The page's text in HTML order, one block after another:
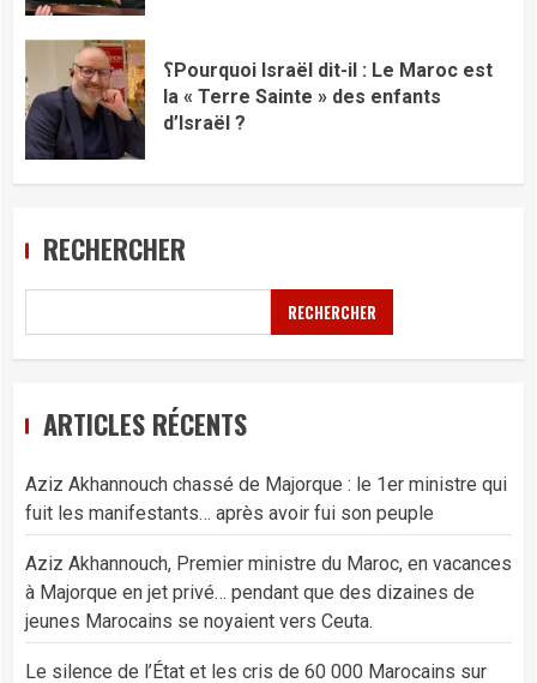
؟Pourquoi Israël dit-il : Le Maroc est
la « Terre Sainte » des enfants
d’Israël ?
RECHERCHER
RECHERCHER
ARTICLES RÉCENTS
Aziz Akhannouch chassé de Majorque : le 1er ministre qui
fuit les manifestants… après avoir fui son peuple
Aziz Akhannouch, Premier ministre du Maroc, en vacances
à Majorque en jet privé… pendant que des dizaines de
jeunes Marocains se noyaient vers Ceuta.
Le silence de l’État et les cris de 60 000 Marocains sur